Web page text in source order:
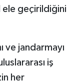
ele geçirildiğini
ve jandarmayı
iş
her